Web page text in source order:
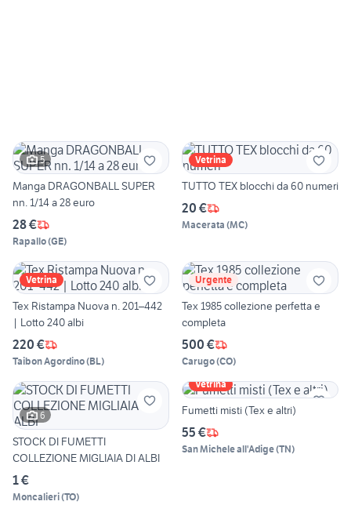
5
Manga DRAGONBALL SUPER
nn. 1/14 a 28 euro
28 €
Rapallo(GE)
Vetrina
TUTTO TEX blocchi da 60 numeri
20 €
Macerata (MC)
Vetrina
Tex Ristampa Nuova n. 201–442
| Lotto 240 albi
220 €
Taibon Agordino(BL)
Urgente
Tex 1985 collezione perfetta e
completa
500 €
Carugo(CO)
6
STOCK DI FUMETTI
COLLEZIONE MIGLIAIA DI ALBI
1 €
Moncalieri(TO)
Vetrina
Fumetti misti (Tex e altri)
55 €
San Michele all'Adige(TN)